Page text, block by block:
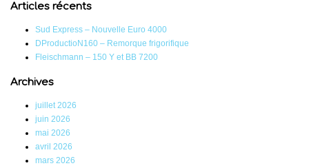
Articles récents
Sud Express – Nouvelle Euro 4000
DProductioN160 – Remorque frigorifique
Fleischmann – 150 Y et BB 7200
Archives
juillet 2026
juin 2026
mai 2026
avril 2026
mars 2026